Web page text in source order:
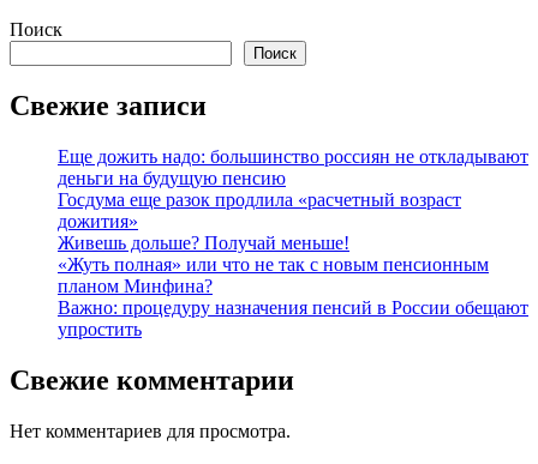
Поиск
Поиск
Свежие записи
Еще дожить надо: большинство россиян не откладывают
деньги на будущую пенсию
Госдума еще разок продлила «расчетный возраст
дожития»
Живешь дольше? Получай меньше!
«Жуть полная» или что не так с новым пенсионным
планом Минфина?
Важно: процедуру назначения пенсий в России обещают
упростить
Свежие комментарии
Нет комментариев для просмотра.